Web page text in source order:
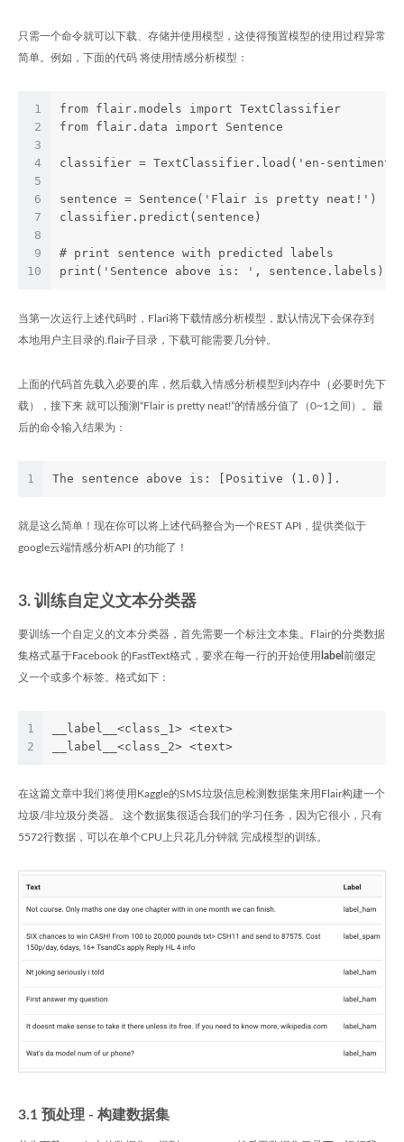
只需一个命令就可以下载、存储并使用模型，这使得预置模型的使用过程异常
简单。例如，下面的代码 将使用情感分析模型：
1
2
3
4
5
6
7
8
9
10
from flair.models import TextClassifier
from flair.data import Sentence
classifier = TextClassifier.load('en-
sentence = Sentence('Flair is pretty neat!')
classifier.predict(sentence)
# print sentence with predicted labels
print('Sentence above is: ', sentence.labels)
当第一次运行上述代码时，Flari将下载情感分析模型，默认情况下会保存到
本地用户主目录的.flair子目录，下载可能需要几分钟。
上面的代码首先载入必要的库，然后载入情感分析模型到内存中（必要时先下
载），接下来 就可以预测“Flair is pretty neat!”的情感分值了（0~1之间）。最
后的命令输入结果为：
1 The sentence above is: [Positive (1.0)].
就是这么简单！现在你可以将上述代码整合为一个REST API，提供类似于
google云端情感分析API 的功能了！
3. 训练自定义文本分类器
要训练一个自定义的文本分类器，首先需要一个标注文本集。Flair的分类数据
集格式基于Facebook 的FastText格式，要求在每一行的开始使用 label 前缀定
义一个或多个标签。格式如下：
1
2
__label__<class_1> <text>
__label__<class_2> <text>
在这篇文章中我们将使用Kaggle的SMS垃圾信息检测数据集来用Flair构建一个
垃圾/非垃圾分类器。 这个数据集很适合我们的学习任务，因为它很小，只有
5572行数据，可以在单个CPU上只花几分钟就 完成模型的训练。
3.1 预处理 - 构建数据集